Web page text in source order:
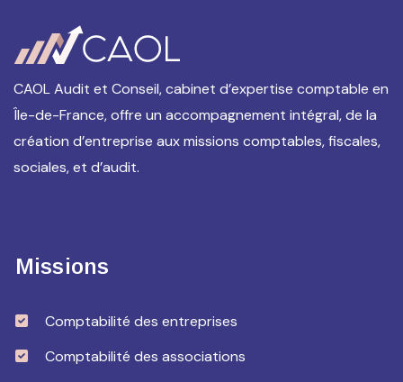
CAOL Audit et Conseil, cabinet d’expertise comptable en
Île-de-France, offre un accompagnement intégral, de la
création d’entreprise aux missions comptables, fiscales,
sociales, et d’audit.
Missions
Comptabilité des entreprises
Comptabilité des associations